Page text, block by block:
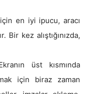
en iyi ipucu, aracı
Bir kez alıştığınızda,
üst kısmında
için biraz zaman